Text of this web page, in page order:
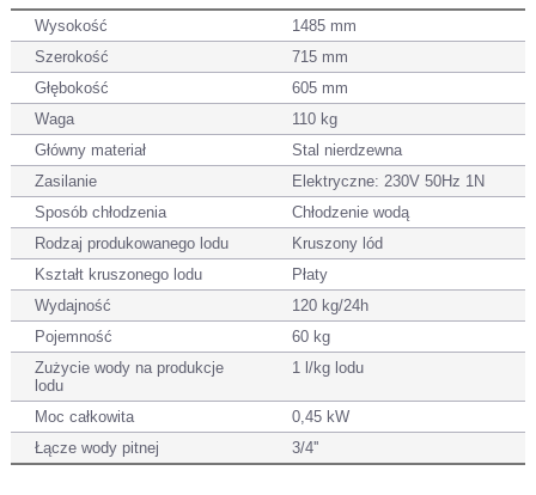
Wysokość
1485 mm
Szerokość
715 mm
Głębokość
605 mm
Waga
110 kg
Główny materiał
Stal nierdzewna
Zasilanie
Elektryczne: 230V 50Hz 1N
Sposób chłodzenia
Chłodzenie wodą
Rodzaj produkowanego lodu
Kruszony lód
Kształt kruszonego lodu
Płaty
Wydajność
120 kg/24h
Pojemność
60 kg
Zużycie wody na produkcje
lodu
1 l/kg lodu
Moc całkowita
0,45 kW
Łącze wody pitnej
3/4''